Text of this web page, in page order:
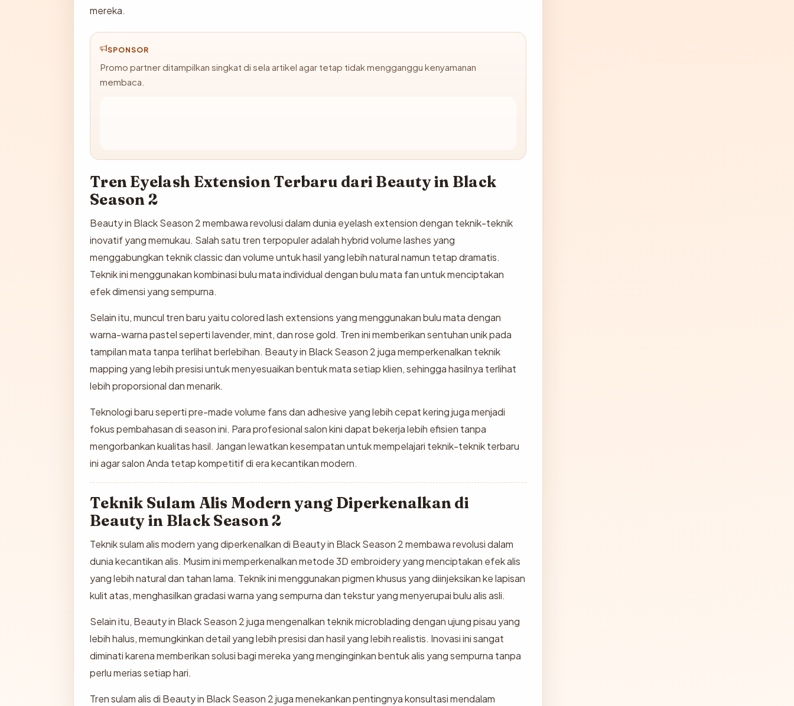
mereka.
SPONSOR
Promo partner ditampilkan singkat di sela artikel agar tetap tidak mengganggu kenyamanan
membaca.
Tren Eyelash Extension Terbaru dari Beauty in Black
Season 2
Beauty in Black Season 2 membawa revolusi dalam dunia eyelash extension dengan teknik-teknik
inovatif yang memukau. Salah satu tren terpopuler adalah hybrid volume lashes yang
menggabungkan teknik classic dan volume untuk hasil yang lebih natural namun tetap dramatis.
Teknik ini menggunakan kombinasi bulu mata individual dengan bulu mata fan untuk menciptakan
efek dimensi yang sempurna.
Selain itu, muncul tren baru yaitu colored lash extensions yang menggunakan bulu mata dengan
warna-warna pastel seperti lavender, mint, dan rose gold. Tren ini memberikan sentuhan unik pada
tampilan mata tanpa terlihat berlebihan. Beauty in Black Season 2 juga memperkenalkan teknik
mapping yang lebih presisi untuk menyesuaikan bentuk mata setiap klien, sehingga hasilnya terlihat
lebih proporsional dan menarik.
Teknologi baru seperti pre-made volume fans dan adhesive yang lebih cepat kering juga menjadi
fokus pembahasan di season ini. Para profesional salon kini dapat bekerja lebih efisien tanpa
mengorbankan kualitas hasil. Jangan lewatkan kesempatan untuk mempelajari teknik-teknik terbaru
ini agar salon Anda tetap kompetitif di era kecantikan modern.
Teknik Sulam Alis Modern yang Diperkenalkan di
Beauty in Black Season 2
Teknik sulam alis modern yang diperkenalkan di Beauty in Black Season 2 membawa revolusi dalam
dunia kecantikan alis. Musim ini memperkenalkan metode 3D embroidery yang menciptakan efek alis
yang lebih natural dan tahan lama. Teknik ini menggunakan pigmen khusus yang diinjeksikan ke lapisan
kulit atas, menghasilkan gradasi warna yang sempurna dan tekstur yang menyerupai bulu alis asli.
Selain itu, Beauty in Black Season 2 juga mengenalkan teknik microblading dengan ujung pisau yang
lebih halus, memungkinkan detail yang lebih presisi dan hasil yang lebih realistis. Inovasi ini sangat
diminati karena memberikan solusi bagi mereka yang menginginkan bentuk alis yang sempurna tanpa
perlu merias setiap hari.
Tren sulam alis di Beauty in Black Season 2 juga menekankan pentingnya konsultasi mendalam